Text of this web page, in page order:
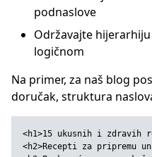
podnaslove
Održavajte
logičnom
Na primer, za naš blog
doručak, struktura
<h1>15 ukusnih i zdravih
<h2>Recepti za pripremu